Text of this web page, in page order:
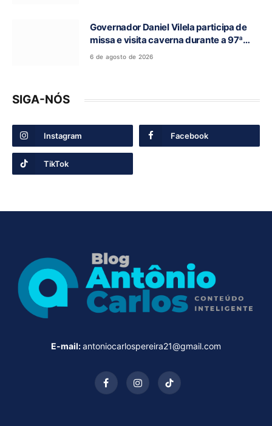
Governador Daniel Vilela participa de
missa e visita caverna durante a 97ª
Romaria do Bom Jesus da Lapa de Terra
6 de agosto de 2026
SIGA-NÓS
Instagram Facebook
TikTok
E-mail:antoniocarlospereira21@gmail.com
FacebookInstagramTikTok